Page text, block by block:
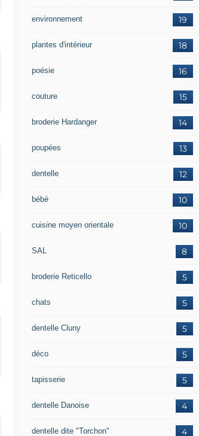
19
environnement
18
plantes d'intérieur
16
poésie
15
couture
14
broderie Hardanger
13
poupées
12
dentelle
10
bébé
10
cuisine moyen orientale
8
SAL
5
broderie Reticello
5
chats
5
dentelle Cluny
5
déco
5
tapisserie
4
dentelle Danoise
4
dentelle dite "Torchon"